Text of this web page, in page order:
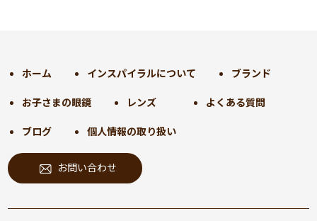
2024年9月(30)
2024年7月(31)
2024年6月(30)
2024年5月
2024年4月 (32)
2024年2月(31)
ホーム インスパイラルについて ブランド
お子さまの眼鏡 レンズ よくある質問
ブログ 個人情報の取り扱い
お問い合わせ